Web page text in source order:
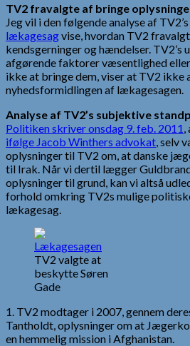
TV2 fravalgte af bringe
Jeg vil i den følgende analyse af
lækagesagvise, hvordan TV2
kendsgerninger og hændelser. TV2’s
afgørende faktorer væsentlighed
ikke at bringe dem, viser at TV2 ikke
nyhedsformidlingen af lækagesagen.
Analyse af TV2’s subjektive
Politiken skriver onsdag 9. feb. 2011,
ifølge Jacob Winthers advokat, selv
oplysninger til TV2 om, at danske
til Irak. Når vi dertil lægger
oplysninger til grund, kan vi altså
forhold omkring TV2s mulige
lækagesag.
TV2 valgte at
beskytte Søren
Gade
1. TV2 modtager i 2007, gennem
Tantholdt, oplysninger om at
en hemmelig mission i Afghanistan.